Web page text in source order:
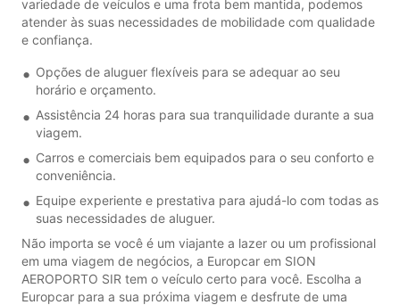
variedade de veículos e uma frota bem mantida, podemos
atender às suas necessidades de mobilidade com qualidade
e confiança.
Opções de aluguer flexíveis para se adequar ao seu
horário e orçamento.
Assistência 24 horas para sua tranquilidade durante a sua
viagem.
Carros e comerciais bem equipados para o seu conforto e
conveniência.
Equipe experiente e prestativa para ajudá-lo com todas as
suas necessidades de aluguer.
Não importa se você é um viajante a lazer ou um profissional
em uma viagem de negócios, a Europcar em SION
AEROPORTO SIR tem o veículo certo para você. Escolha a
Europcar para a sua próxima viagem e desfrute de uma